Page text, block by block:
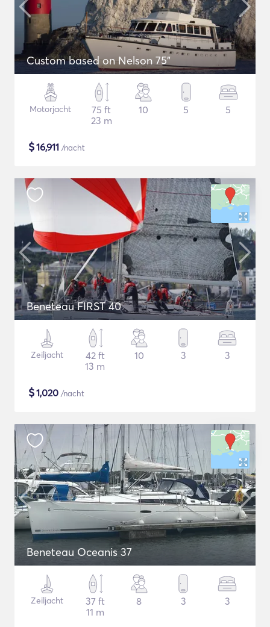
Custom based on Nelson 75"
Motorjacht
75 ft
23 m
10 5 5
$16,911 /nacht
Beneteau FIRST 40
Zeiljacht
42 ft
13 m
10 3 3
$1,020 /nacht
Beneteau Oceanis 37
Zeiljacht
37 ft
11 m
8 3 3